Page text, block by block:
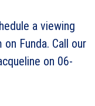
a viewing
Funda. Call our
on 06-